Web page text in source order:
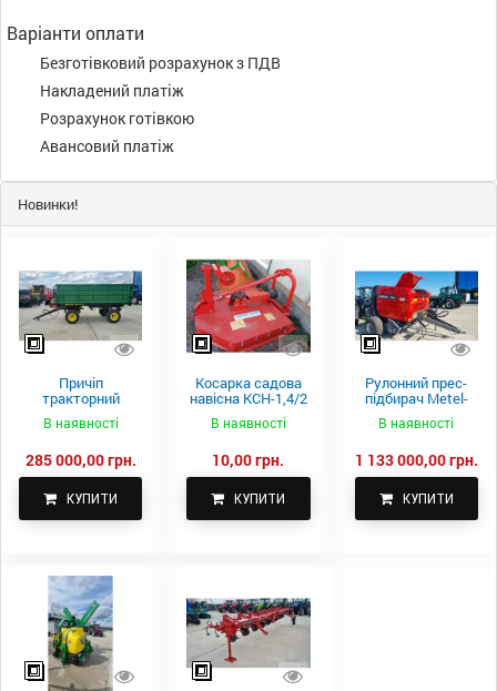
Варіанти оплати
Безготівковий розрахунок з ПДВ
Накладений платіж
Розрахунок готівкою
Авансовий платіж
Новинки!
Причіп
тракторний
самоскидний
Spike 2 ПТС-4
В наявності
285 000,00 грн.
КУПИТИ
Косарка садова
навісна КСН-1,4/2
В наявності
10,00 грн.
КУПИТИ
Рулонний прес-
підбирач Metel-
Fach Z 587
В наявності
1 133 000,00 грн.
КУПИТИ